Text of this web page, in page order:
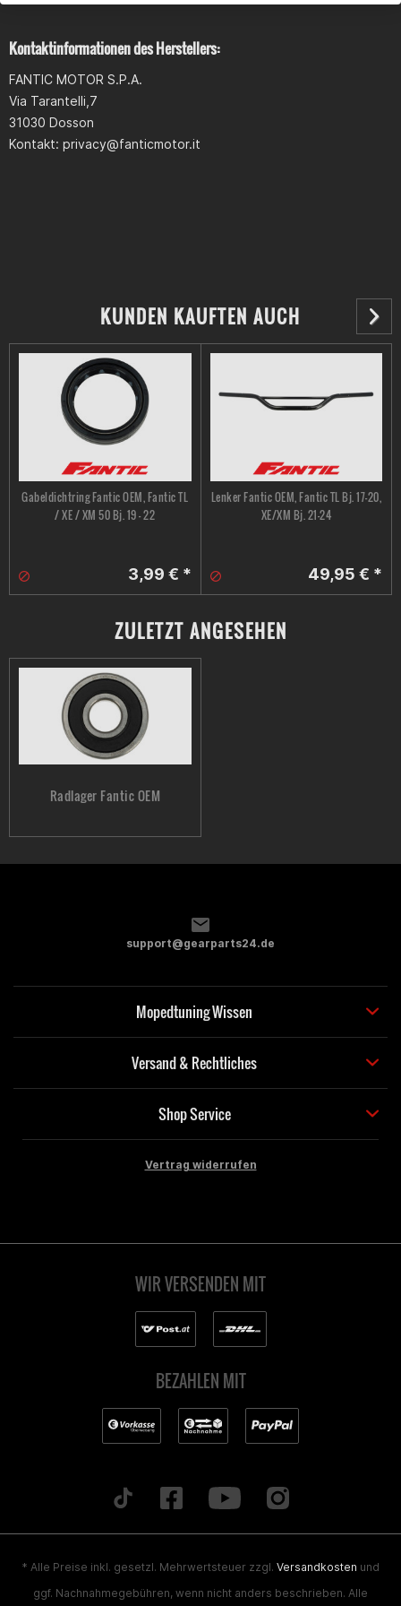
1x Radlager (Einzellager)
Ersatzteile > Kleinteile, Schrauben, Muttern > Lager
Ersatzteile > Lenker, Fahrwerk & Bremssystem > Achse,
Radlager & Schwinge
Kontaktinformationen des Herstellers:
FANTIC MOTOR S.P.A.
Via Tarantelli,7
31030 Dosson
Kontakt: privacy@fanticmotor.it
KUNDEN KAUFTEN AUCH
Gabeldichtring Fantic OEM, Fantic TL
/ XE / XM 50 Bj. 19 - 22
3,99 € *
Lenker Fantic OEM, Fantic TL Bj. 17-20,
XE/XM Bj. 21-24
49,95 € *
ZULETZT ANGESEHEN
Radlager Fantic OEM
support@gearparts24.de
Mopedtuning Wissen
Versand & Rechtliches
Shop Service
Vertrag widerrufen
WIR VERSENDEN MIT
BEZAHLEN MIT
* Alle Preise inkl. gesetzl. Mehrwertsteuer zzgl. Versandkosten und
ggf. Nachnahmegebühren, wenn nicht anders beschrieben. Alle